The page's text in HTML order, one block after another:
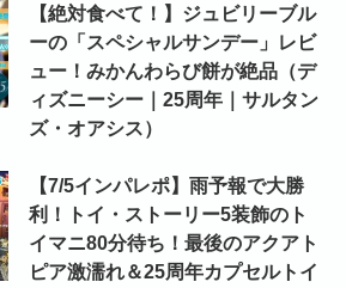
【絶対食べて！】ジュビリーブル
ーの「スペシャルサンデー」レビ
ュー！みかんわらび餅が絶品（デ
ィズニーシー｜25周年｜サルタン
ズ・オアシス）
【7/5インパレポ】雨予報で大勝
利！トイ・ストーリー5装飾のト
イマニ80分待ち！最後のアクアト
ピア激濡れ＆25周年カプセルトイ